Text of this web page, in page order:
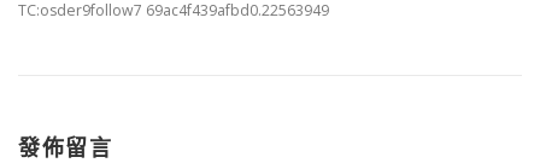
TC:osder9follow7 69ac4f439afbd0.22563949
發佈留言